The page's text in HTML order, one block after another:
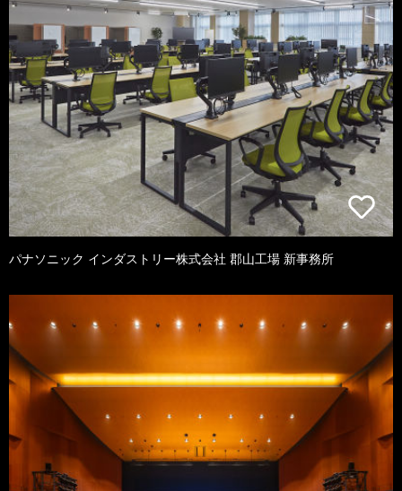
パナソニック インダストリー株式会社 郡山工場 新事務所